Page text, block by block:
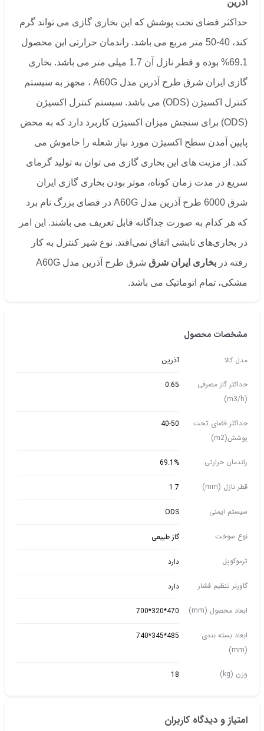
آذرین
حداکثر فضای تحت پوشش که این بخاری گازی می تواند گرم
کند، 40-50 متر مربع می باشد. راندمان حرارتی این محصول
69.1% بوده و قطر نازل آن 1.7 میلی متر می باشد. بخاری
گازی ایران شرق طرح آذرین مدل A60G ، مجهز به سیستم
کنترل اکسیژن (ODS) می باشد. سیستم کنترل اکسیژن
(ODS) برای سنجش میزان اکسیژن کاربرد دارد که به محض
پایین آمدن سطح اکسیژن مورد نیاز شعله را خاموش می‌
کند. از مزیت های این بخاری گازی می توان به تولید گرمای
سریع در مدت زمان کوتاه، موثر بودن بخاری گازی ایران
شرق 6000 طرح آذرین مدل A60G در فضای بزرگ نام برد
که هر کدام به صورت جداگانه قابل تعریف می باشند. این امر
در بخاری‌های تابشی اتفاق نمی‌افتد. نوع شیر کنترل به کار
رفته در بخاری ایران شرق
شرق طرح آذرین مدل A60G
مشکی، تمام اتوماتیک می باشد.
مشخصات محصول
مدل کالا آذرین
حداکثر گاز مصرفی
(m3/h)
0.65
حداکثر فضای تحت
پوشش(m2)
40-50
راندمان حرارتی 69.1%
قطر نازل (mm) 1.7
سیستم ایمنی ODS
نوع سوخت گاز طبیعی
ترموکوپل دارد
گاورنر تنظیم فشار دارد
ابعاد محصول (mm) 470*320*700
ابعاد بسته بندی
(mm)
485*345*740
وزن (kg) 18
امتیاز و دیدگاه کاربران